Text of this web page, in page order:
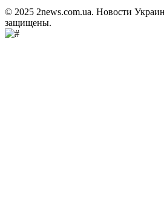
© 2025 2news.com.ua. Новости
защищены.